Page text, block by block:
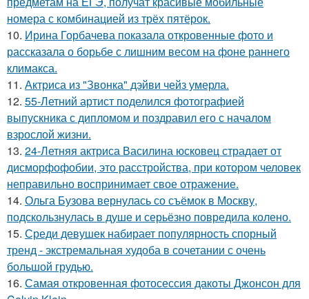
номера с комбинацией из трёх пятёрок.
10. Ирина Горбачева показала откровенные фото и
рассказала о борьбе с лишним весом на фоне раннего
климакса.
11. Актриса из "Звонка" дэйви чейз умерла.
12. 55-Летний артист поделился фотографией
выпускника с дипломом и поздравил его с началом
взрослой жизни.
13. 24-Летняя актриса Василина юсковец страдает от
дисморфофобии, это расстройства, при котором человек
неправильно воспринимает свое отражение.
14. Ольга Бузова вернулась со съёмок в Москву,
подскользнулась в душе и серьёзно повредила колено.
15. Среди девушек набирает популярность спорный
тренд - экстремальная худоба в сочетании с очень
большой грудью.
16. Самая откровенная фотосессия дакоты Джонсон для